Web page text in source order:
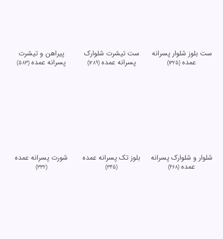
ست بلوز شلوار پسرانه
عمده (1325)
ست تیشرت شلوارک
پسرانه عمده(1289)
پیراهن و تیشرت
پسرانه عمده (583)
شلوار و شلوارک پسرانه
عمده (468)
بلوز تک پسرانه عمده
(345)
شورت پسرانه عمده
(332)